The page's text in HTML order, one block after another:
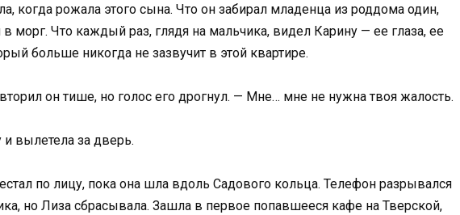
когда рожала этого сына. Что он забирал младенца из роддома один,
в морг. Что каждый раз, глядя на мальчика, видел Карину — ее глаза, ее
больше никогда не зазвучит в этой квартире.
он тише, но голос его дрогнул. — Мне… мне не нужна твоя жалость.
и вылетела за дверь.
по лицу, пока она шла вдоль Садового кольца. Телефон разрывался
но Лиза сбрасывала. Зашла в первое попавшееся кафе на Тверской,